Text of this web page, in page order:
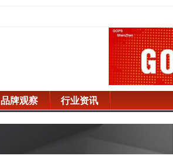
品牌观察 行业资讯